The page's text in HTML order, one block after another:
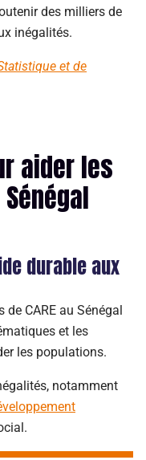
des milliers de
inégalités.
et de
aider les
durable aux
CARE au Sénégal
et les
les populations.
notamment